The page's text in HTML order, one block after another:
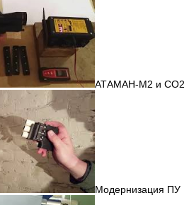
АТАМАН-М2 и СО2
Модернизация ПУ